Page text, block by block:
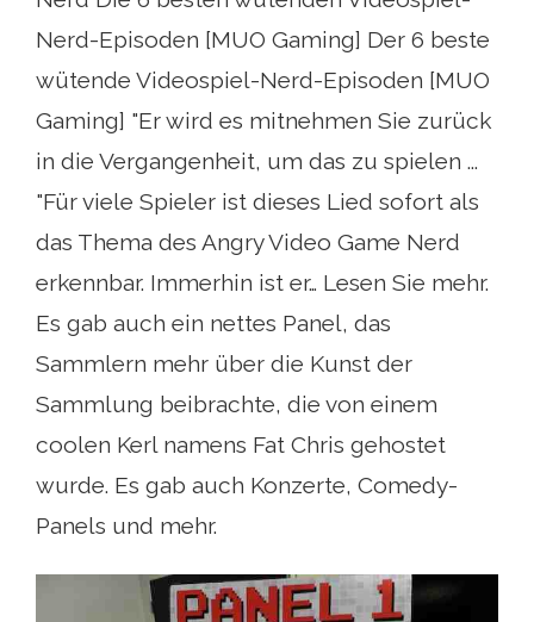
Nerd-Episoden [MUO Gaming] Der 6 beste
wütende Videospiel-Nerd-Episoden [MUO
Gaming] "Er wird es mitnehmen Sie zurück
in die Vergangenheit, um das zu spielen ...
"Für viele Spieler ist dieses Lied sofort als
das Thema des Angry Video Game Nerd
erkennbar. Immerhin ist er… Lesen Sie mehr.
Es gab auch ein nettes Panel, das
Sammlern mehr über die Kunst der
Sammlung beibrachte, die von einem
coolen Kerl namens Fat Chris gehostet
wurde. Es gab auch Konzerte, Comedy-
Panels und mehr.